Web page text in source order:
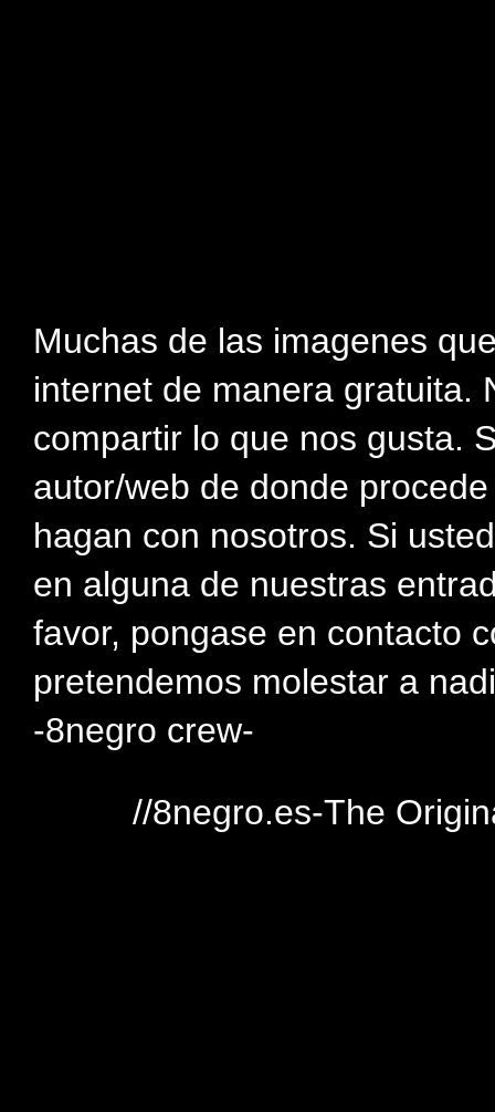
Muchas de las imagenes
internet de manera gratuita.
compartir lo que nos gusta.
autor/web de donde
hagan con nosotros. Si
en alguna de nuestras
favor, pongase en contacto
pretendemos molestar a
-8negro crew-
//8negro.es-The